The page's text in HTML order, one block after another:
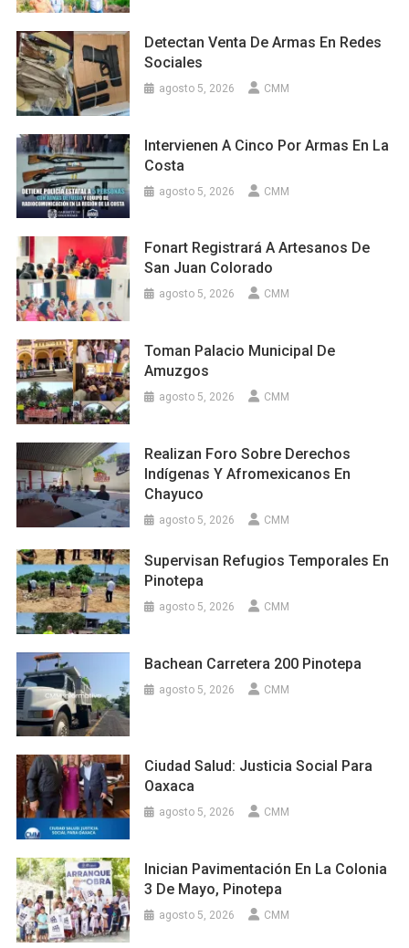
Detectan Venta De Armas En Redes
Sociales
agosto 5, 2026 CMM
Intervienen A Cinco Por Armas En La
Costa
agosto 5, 2026 CMM
Fonart Registrará A Artesanos De
San Juan Colorado
agosto 5, 2026 CMM
Toman Palacio Municipal De
Amuzgos
agosto 5, 2026 CMM
Realizan Foro Sobre Derechos
Indígenas Y Afromexicanos En
Chayuco
agosto 5, 2026 CMM
Supervisan Refugios Temporales En
Pinotepa
agosto 5, 2026 CMM
Bachean Carretera 200 Pinotepa
agosto 5, 2026 CMM
Ciudad Salud: Justicia Social Para
Oaxaca
agosto 5, 2026 CMM
Inician Pavimentación En La Colonia
3 De Mayo, Pinotepa
agosto 5, 2026 CMM